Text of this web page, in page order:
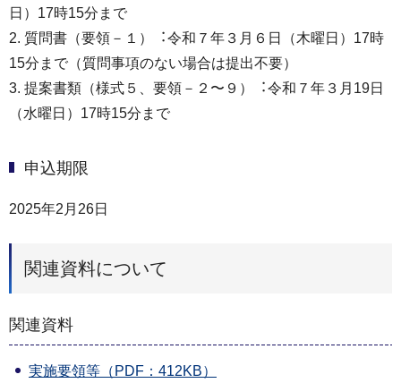
⽇）17時15分まで
2. 質問書（要領－１）︓令和７年３⽉６⽇（木曜⽇）17時
15分まで（質問事項のない場合は提出不要）
3. 提案書類（様式５、要領－２〜９）︓令和７年３⽉19⽇
（水曜⽇）17時15分まで
申込期限
2025年2月26日
関連資料について
関連資料
実施要領等（PDF：412KB）